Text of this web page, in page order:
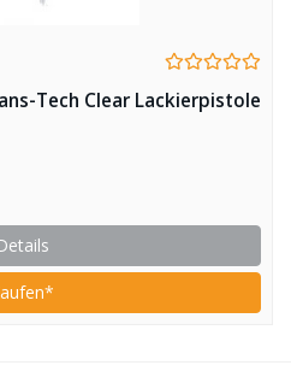
Tech Clear Lackierpistole